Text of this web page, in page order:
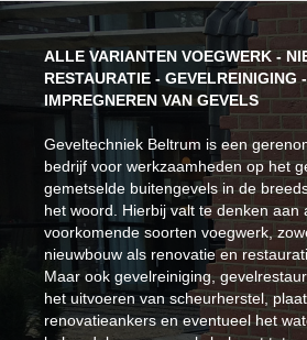
ALLE VARIANTEN VOEGWERK -
RESTAURATIE - GEVELREINIGING -
IMPREGNEREN VAN GEVELS
Geveltechniek Beltrum is een
bedrijf voor werkzaamheden op het
gemetselde buitengevels in de
het woord. Hierbij valt te denken aan
voorkomende soorten voegwerk,
nieuwbouw als renovatie en
Maar ook gevelreiniging,
het uitvoeren van scheurherstel,
renovatieankers en eventueel het